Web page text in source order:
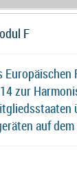
F
zur
auf